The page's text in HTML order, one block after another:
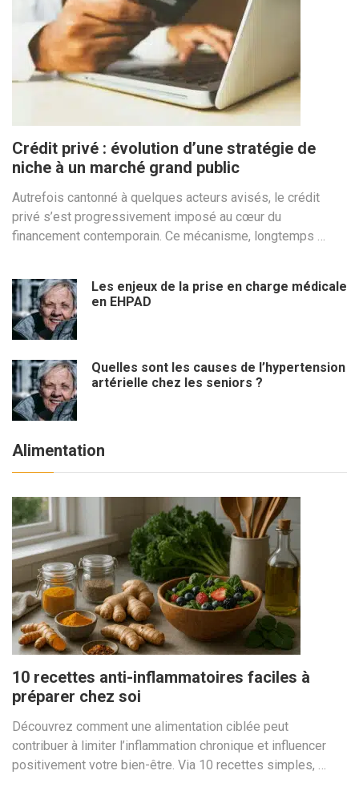
Crédit privé : évolution d’une stratégie de
niche à un marché grand public
Autrefois cantonné à quelques acteurs avisés, le crédit
privé s’est progressivement imposé au cœur du
financement contemporain. Ce mécanisme, longtemps …
Les enjeux de la prise en charge médicale
en EHPAD
Quelles sont les causes de l’hypertension
artérielle chez les seniors ?
Alimentation
10 recettes anti-inflammatoires faciles à
préparer chez soi
Découvrez comment une alimentation ciblée peut
contribuer à limiter l’inflammation chronique et influencer
positivement votre bien-être. Via 10 recettes simples, …